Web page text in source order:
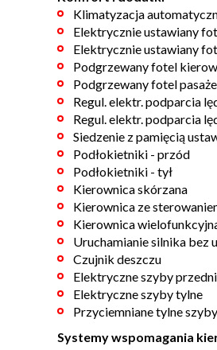
Klimatyzacja
Elektrycznie ustawiany
Elektrycznie ustawiany
Podgrzewany fotel
Podgrzewany fotel
Regul. elektr. podparcia
Regul. elektr. podparcia
Siedzenie z pamięcią
Podłokietniki - przód
Podłokietniki - tył
Kierownica skórzana
Kierownica ze
Kierownica
Uruchamianie silnika bez
Czujnik deszczu
Elektryczne szyby
Elektryczne szyby tylne
Przyciemniane tylne szyby
Systemy wspomagania